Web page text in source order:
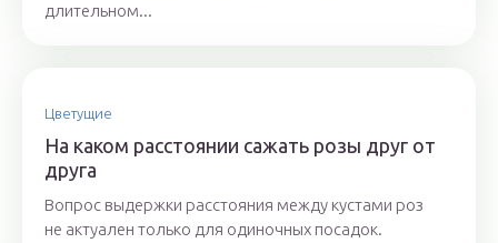
длительном...
Цветущие
На каком расстоянии сажать розы друг от
друга
Вопрос выдержки расстояния между кустами роз
не актуален только для одиночных посадок.